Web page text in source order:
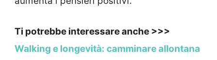
Ti potrebbe interessare anche >>>
Walking e longevità: camminare allontana